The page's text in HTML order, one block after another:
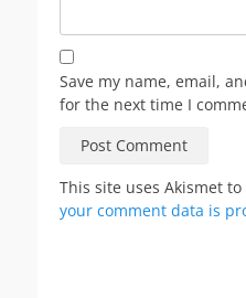
Save my name, email,
for the next time I
This site uses Akismet
your comment data is